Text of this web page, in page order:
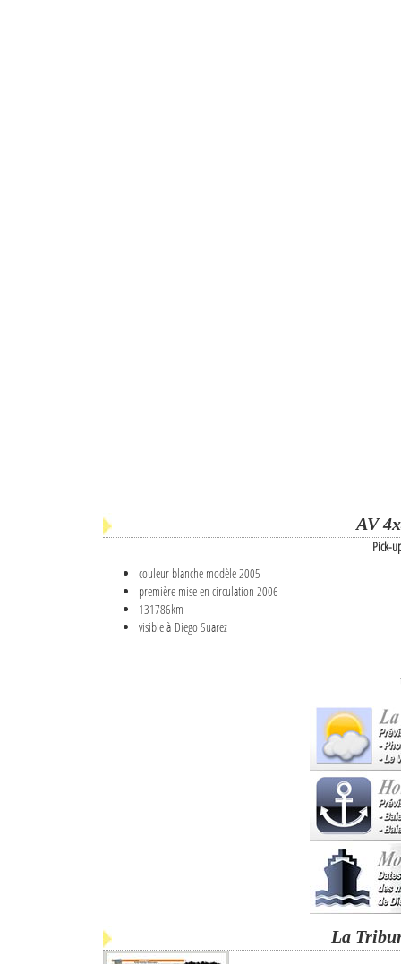
AV
Pick-
couleur blanche modèle 2005
première mise en circulation 2006
131786km
visible à Diego Suarez
La